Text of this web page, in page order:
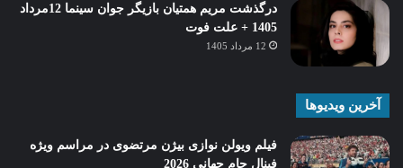
درگذشت مریم همتیان بازیگر جوان سینما 12مرداد
1405 + علت فوت
12 مرداد 1405
آخرین ویدیوها
فیلم ویولن نوازی بیژن مرتضوی در مراسم ویژه
فینال جام جهانی 2026